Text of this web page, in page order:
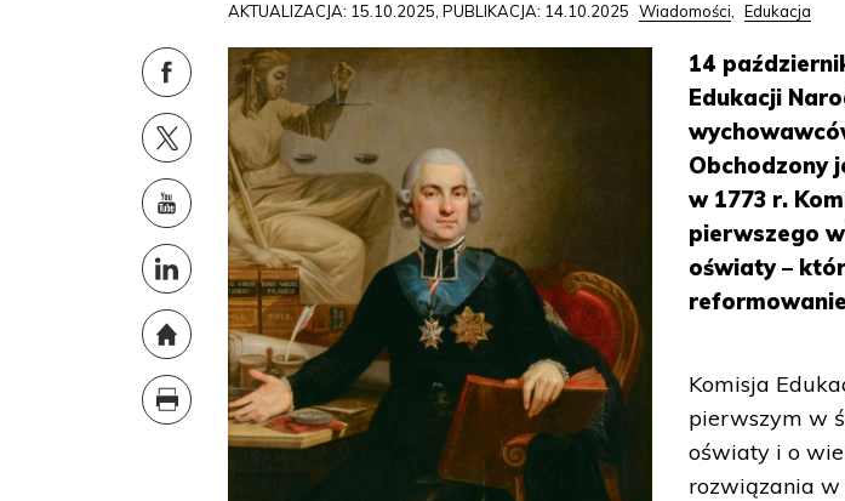
AKTUALIZACJA: 15.10.2025, PUBLIKACJA: 14.10.2025 Wiadomości, Edukacja
14
Edukacji
Obchodzony
w 1773 r.
pierwszego
oświaty –
Komisja
pierwszym w
oświaty i o
rozwiązania w